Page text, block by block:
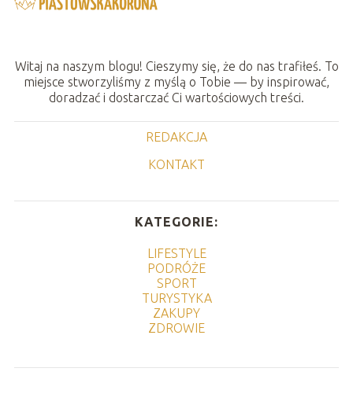
Witaj na naszym blogu! Cieszymy się, że do nas trafiłeś. To
miejsce stworzyliśmy z myślą o Tobie — by inspirować,
doradzać i dostarczać Ci wartościowych treści.
REDAKCJA
KONTAKT
KATEGORIE:
LIFESTYLE
PODRÓŻE
SPORT
TURYSTYKA
ZAKUPY
ZDROWIE